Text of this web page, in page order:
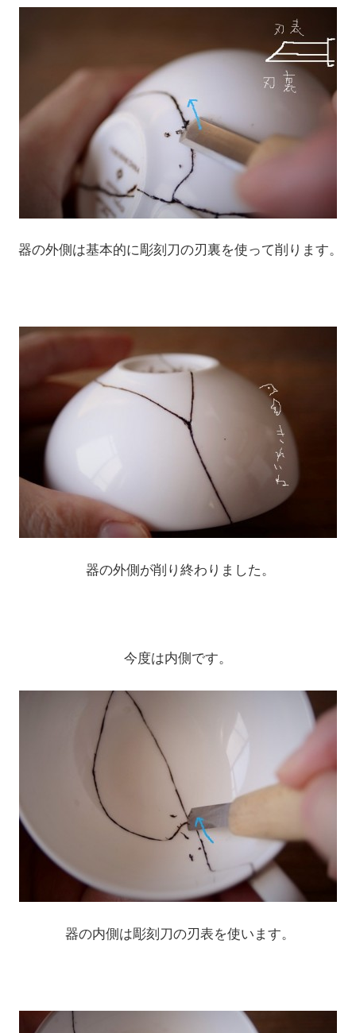
器の外側は基本的に彫刻刀の刃裏を使って削ります。
器の外側が削り終わりました。
今度は内側です。
器の内側は彫刻刀の刃表を使います。